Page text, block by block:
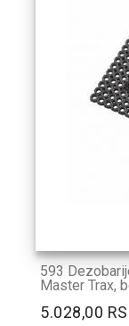
593
Master Trax,
5.028,00